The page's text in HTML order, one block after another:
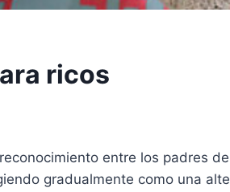
ricos
entre los padres
gradualmente como una